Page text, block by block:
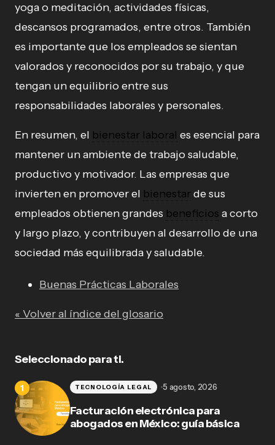
yoga o meditación, actividades físicas,
descansos programados, entre otros. También
es importante que los empleados se sientan
valorados y reconocidos por su trabajo, y que
tengan un equilibrio entre sus
responsabilidades laborales y personales.
En resumen, el bienestar laboral es esencial para
mantener un ambiente de trabajo saludable,
productivo y motivador. Las empresas que
invierten en promover el bienestar de sus
empleados obtienen grandes beneficios a corto
y largo plazo, y contribuyen al desarrollo de una
sociedad más equilibrada y saludable.
Buenas Prácticas Laborales
« Volver al índice del glosario
Seleccionado para ti.
Facturación electrónica para
abogados en México: guía básica
TECNOLOGÍA LEGAL 5 agosto, 2026